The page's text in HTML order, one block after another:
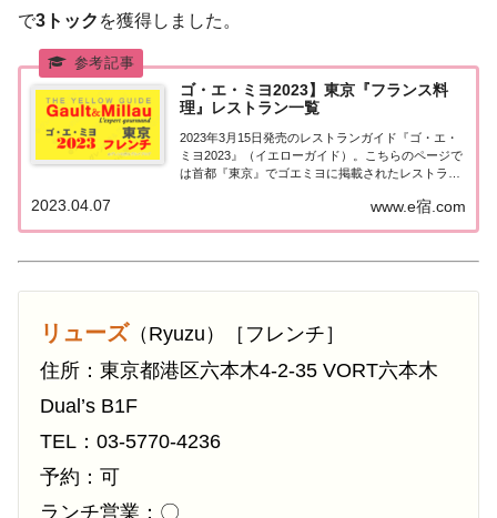
で3トック を獲得しました。
ゴ・エ・ミヨ2023】東京『フランス料
理』レストラン一覧
2023年3月15日発売のレストランガイド『ゴ・エ・
ミヨ2023』（イエローガイド）。こちらのページで
は首都『東京』でゴエミヨに掲載されたレストラン
にまとめました。ゴエミヨ2023『東京』フレンチ関
東「東京エリア」で「ゴ・エ・ミヨ20...
www.e宿.com
2023.04.07
リューズ （Ryuzu）［フレンチ］
住所：東京都港区六本木4-2-35 VORT六本木
Dual’s B1F
TEL：03-5770-4236
予約：可
ランチ営業：〇